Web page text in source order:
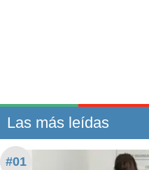
Las más leídas
#01